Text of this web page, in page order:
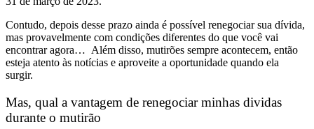
Contudo, depois desse prazo ainda é possível renegociar sua dívida,
mas provavelmente com condições diferentes do que você vai
encontrar agora… Além disso, mutirões sempre acontecem, então
esteja atento às notícias e aproveite a oportunidade quando ela
surgir.
Mas, qual a vantagem de renegociar minhas dividas
durante o mutirão